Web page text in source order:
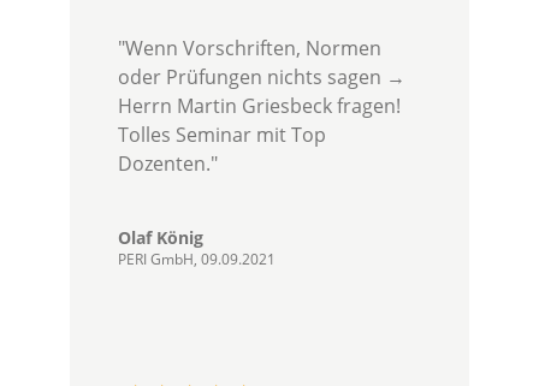
"Wenn Vorschriften, Normen
oder Prüfungen nichts sagen →
Herrn Martin Griesbeck fragen!
Tolles Seminar mit Top
Dozenten."
Olaf König
PERI GmbH, 09.09.2021